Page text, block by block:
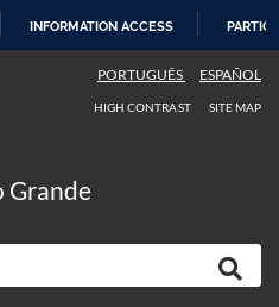
INFORMATION ACCESS
PORTUGUÊS ESPAÑOL
HIGH CONTRAST SITE MAP
Grande